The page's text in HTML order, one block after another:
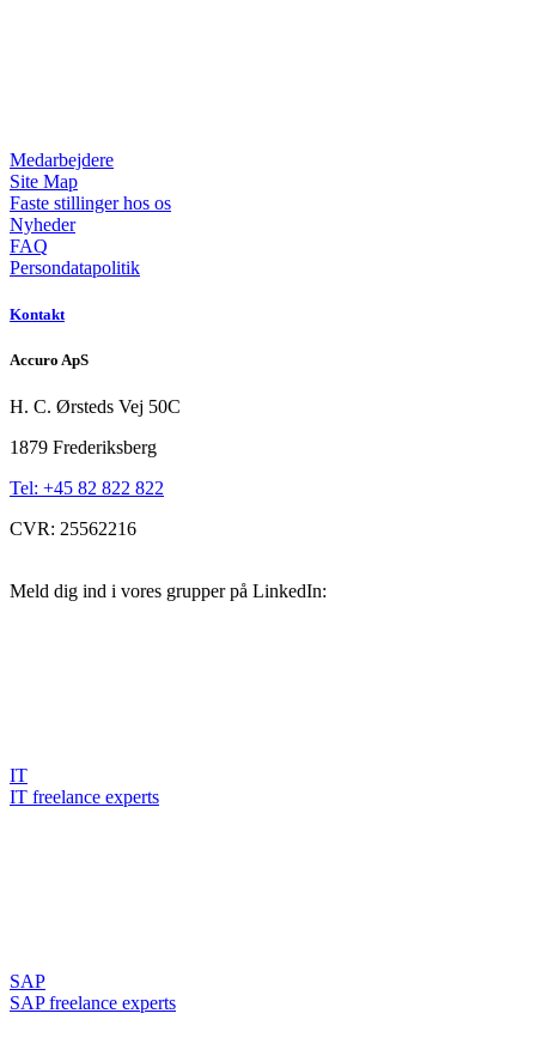
Medarbejdere
Site Map
Faste stillinger hos os
Nyheder
FAQ
Persondatapolitik
Kontakt
Accuro ApS
H. C. Ørsteds Vej 50C
1879 Frederiksberg
Tel: +45 82 822 822
CVR: 25562216
Meld dig ind i vores grupper på LinkedIn:
IT
IT freelance experts
SAP
SAP freelance experts